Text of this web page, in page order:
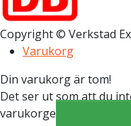
Copyright © Verkstad
Varukorg
Din varukorg är tom!
Det ser ut som att du
varukorgen ännu.